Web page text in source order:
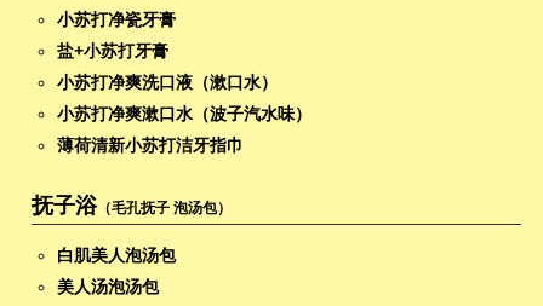
小苏打净瓷牙膏
盐+小苏打牙膏
小苏打净爽洗口液（漱口水）
小苏打净爽漱口水（波子汽水味）
薄荷清新小苏打洁牙指巾
抚子浴（毛孔抚子 泡汤包）
白肌美人泡汤包
美人汤泡汤包